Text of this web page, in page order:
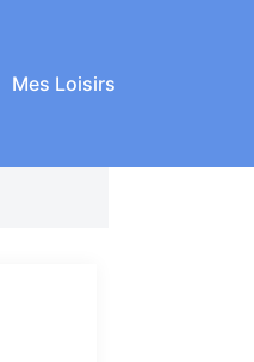
Mes Loisirs